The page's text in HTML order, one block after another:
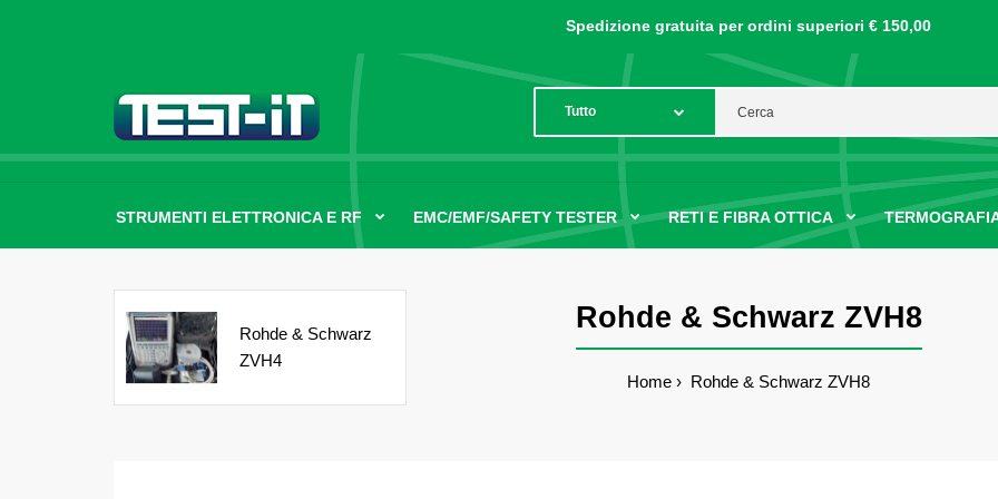
Spedizione gratuita per ordini superiori € 150,00
STRUMENTI ELETTRONICA E RF EMC/EMF/SAFETY TESTER RETI E FIBRA OTTICA
Rohde & Schwarz
ZVH4
Rohde & Schwarz ZVH8
Home Rohde & Schwarz ZVH8